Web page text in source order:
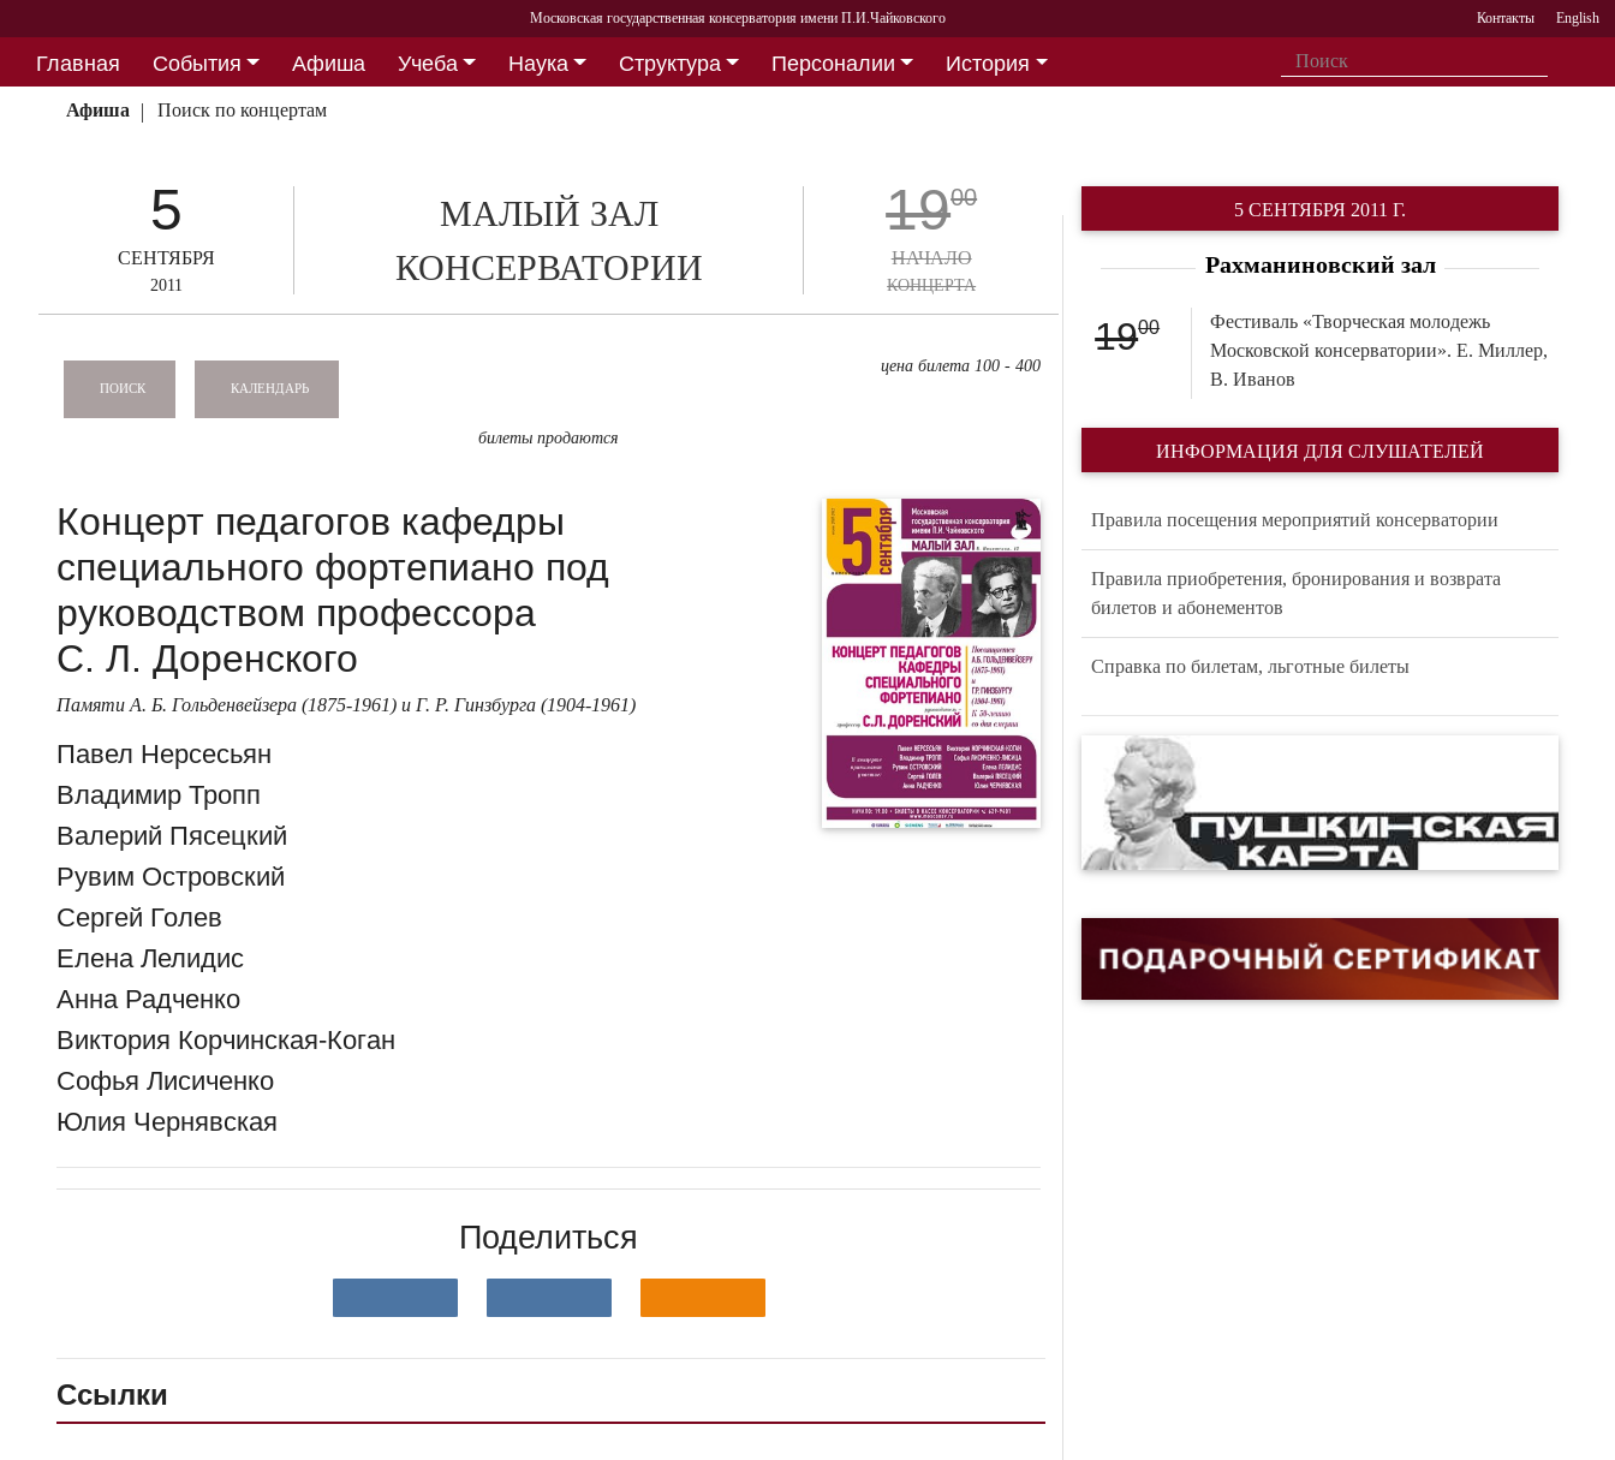
Московская государственная консерватория имени П.И.Чайковского Контакты English
Главная События Афиша Учеба Наука Структура Персоналии
История
Партнерство
Афиша Поиск по концертам
5
СЕНТЯБРЯ
2011
МАЛЫЙ ЗАЛ
КОНСЕРВАТОРИИ
1900
НАЧАЛО
КОНЦЕРТА
ПОИСК КАЛЕНДАРЬ
цена билета 100 - 400
билеты продаются
Концерт педагогов кафедры
специального фортепиано под
руководством профессора
С. Л. Доренского
Памяти А. Б. Гольденвейзера (1875-1961) и Г. Р. Гинзбурга (1904-1961)
Павел Нерсесьян
Владимир Тропп
Валерий Пясецкий
Рувим Островский
Сергей Голев
Елена Лелидис
Анна Радченко
Виктория Корчинская-Коган
Софья Лисиченко
Юлия Чернявская
Поделиться
Ссылки
5 СЕНТЯБРЯ 2011 Г.
Рахманиновский зал
1900
Фестиваль «Творческая молодежь
Московской консерватории». Е. Миллер,
В. Иванов
ИНФОРМАЦИЯ ДЛЯ СЛУШАТЕЛЕЙ
Правила посещения мероприятий консерватории
Правила приобретения, бронирования и возврата
билетов и абонементов
Справка по билетам, льготные билеты